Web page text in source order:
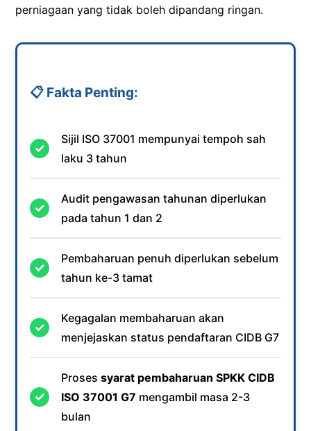
perniagaan yang tidak boleh dipandang ringan.
📋 Fakta Penting:
Sijil ISO 37001 mempunyai tempoh sah
laku 3 tahun
Audit pengawasan tahunan diperlukan
pada tahun 1 dan 2
Pembaharuan penuh diperlukan sebelum
tahun ke-3 tamat
Kegagalan membaharuan akan
menjejaskan status pendaftaran CIDB G7
Proses syarat pembaharuan SPKK CIDB
ISO 37001 G7 mengambil masa 2-3
bulan